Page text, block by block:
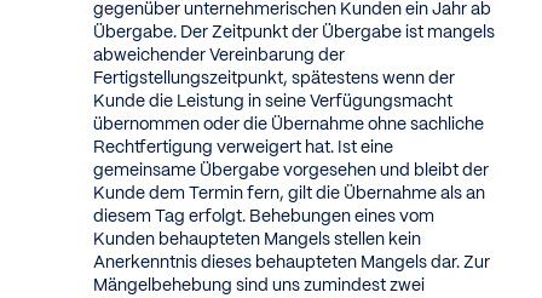
gegenüber unternehmerischen Kunden ein Jahr ab
Übergabe. Der Zeitpunkt der Übergabe ist mangels
abweichender Vereinbarung der
Fertigstellungszeitpunkt, spätestens wenn der
Kunde die Leistung in seine Verfügungsmacht
übernommen oder die Übernahme ohne sachliche
Rechtfertigung verweigert hat. Ist eine
gemeinsame Übergabe vorgesehen und bleibt der
Kunde dem Termin fern, gilt die Übernahme als an
diesem Tag erfolgt. Behebungen eines vom
Kunden behaupteten Mangels stellen kein
Anerkenntnis dieses behaupteten Mangels dar. Zur
Mängelbehebung sind uns zumindest zwei